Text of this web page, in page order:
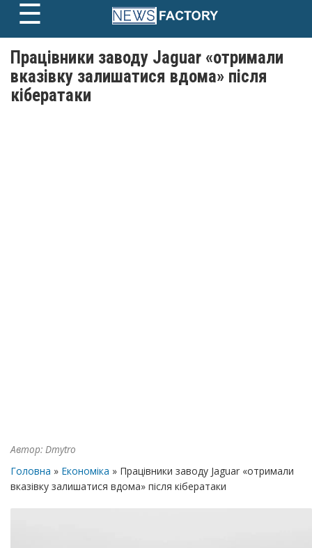
content
☰
Працівники заводу Jaguar «отримали
вказівку залишатися вдома» після
кібератаки
Автор: Dmytro
Головна » Економіка » Працівники заводу Jaguar «отримали
вказівку залишатися вдома» після кібератаки